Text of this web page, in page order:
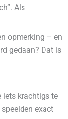
Als
opmerking – en
gedaan? Dat is
iets krachtigs te
speelden exact